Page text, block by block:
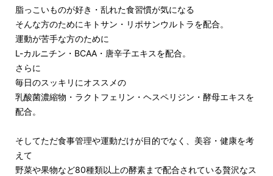
脂っこいものが好き・乱れた食習慣が気になる
そんな方のためにキトサン・リポサンウルトラを配合。
運動が苦手な方のために
L-カルニチン・BCAA・唐辛子エキスを配合。
さらに
毎日のスッキリにオススメの
乳酸菌濃縮物・ラクトフェリン・ヘスペリジン・酵母エキスを
配合。
そしてただ食事管理や運動だけが目的でなく、美容・健康を考
えて
野菜や果物など80種類以上の酵素まで配合されている贅沢なス